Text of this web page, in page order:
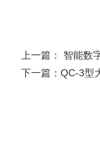
上一篇： 智能数
下一篇： QC-3型